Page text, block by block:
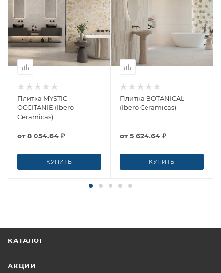
Плитка MYSTIC
OCCITANIE (Ibero
Ceramicas)
от8 054.64 ₽
КУПИТЬ
Плитка BOTANICAL
(Ibero Ceramicas)
от5 624.64 ₽
КУПИТЬ
КАТАЛОГ
АКЦИИ